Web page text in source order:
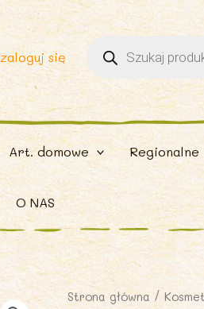
zaloguj się
Wyszukiwarka
produktów
Art. domowe Regionalne
O NAS
Strona główna /